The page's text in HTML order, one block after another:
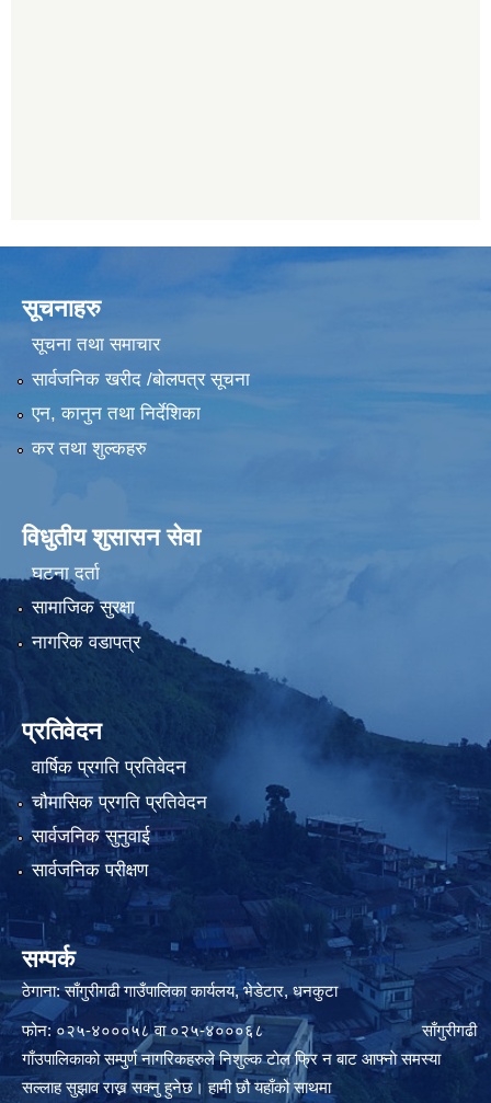
सूचनाहरु
सूचना तथा समाचार
सार्वजनिक खरीद /बोलपत्र सूचना
एन, कानुन तथा निर्देशिका
कर तथा शुल्कहरु
विधुतीय शुसासन सेवा
घटना दर्ता
सामाजिक सुरक्षा
नागरिक वडापत्र
प्रतिवेदन
वार्षिक प्रगति प्रतिवेदन
चौमासिक प्रगति प्रतिवेदन
सार्वजनिक सुनुवाई
सार्वजनिक परीक्षण
सम्पर्क
ठेगाना: साँगुरीगढी गाउँपालिका कार्यलय, भेडेटार, धनकुटा
फोन: ०२५-४०००५८ वा ०२५-४०००६८ साँगुरीगढी
गाँउपालिकाकाे सम्पुर्ण नागरिकहरुले निशुल्क टाेल फ्रि न बाट आफ्नाे समस्या
सल्लाह सुझाव राख्न सक्नु हुनेछ। हामी छौ यहाँको साथमा